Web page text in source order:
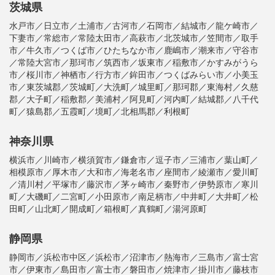
茨城県
水戸市／日立市／土浦市／古河市／石岡市／結城市／龍ケ崎市／
下妻市／常総市／常陸太田市／高萩市／北茨城市／笠間市／取手
市／牛久市／つくば市／ひたちなか市／鹿嶋市／潮来市／守谷市
／常陸大宮市／那珂市／筑西市／坂東市／稲敷市／かすみがうら
市／桜川市／神栖市／行方市／鉾田市／つくばみらい市／小美玉
市／東茨城郡／茨城町／大洗町／城里町／那珂郡／東海村／久慈
郡／大子町／稲敷郡／美浦村／阿見町／河内町／結城郡／八千代
町／猿島郡／五霞町／境町／北相馬郡／利根町
神奈川県
横浜市／川崎市／横須賀市／鎌倉市／逗子市／三浦市／葉山町／
相模原市／厚木市／大和市／海老名市／座間市／綾瀬市／愛川町
／清川村／平塚市／藤沢市／茅ヶ崎市／秦野市／伊勢原市／寒川
町／大磯町／二宮町／小田原市／南足柄市／中井町／大井町／松
田町／山北町／開成町／箱根町／真鶴町／湯河原町
静岡県
静岡市／浜松市中区／浜松市／沼津市／熱海市／三島市／富士宮
市／伊東市／島田市／富士市／磐田市／焼津市／掛川市／藤枝市